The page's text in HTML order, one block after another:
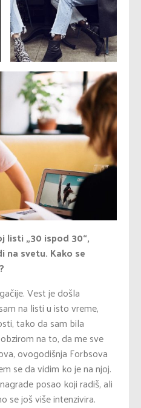
listi „30 ispod 30“,
na svetu. Kako se
Vest je došla
na listi u isto vreme,
tako da sam bila
na to, da me sve
ovogodišnja Forbsova
se da vidim ko je na njoj.
posao koji radiš, ali
se još više intenzivira.